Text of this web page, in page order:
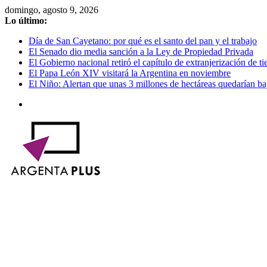
Saltar
al
domingo, agosto 9, 2026
Lo último:
Día de San Cayetano: por qué es el santo del pan y el trabajo
El Senado dio media sanción a la Ley de Propiedad Privada
El Gobierno nacional retiró el capítulo de extranjerización de
El Papa León XIV visitará la Argentina en noviembre
El Niño: Alertan que unas 3 millones de hectáreas quedarían